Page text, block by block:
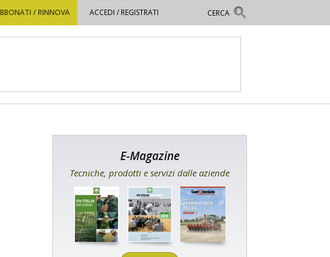
/ RINNOVA ACCEDI / REGISTRATI
E-Magazine
Tecniche, prodotti e servizi dalle aziende